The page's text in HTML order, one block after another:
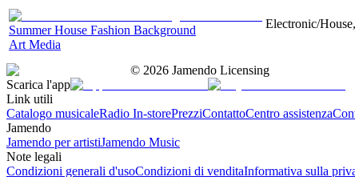
Summer House Fashion Background
Art Media
Electronic/
© 2026 Jamendo Licensing
Scarica l'app
Link utili
Catalogo musicaleRadio In-storePrezziContattoCentro assistenza
Jamendo
Jamendo per artistiJamendo Music
Note legali
Condizioni generali d'usoCondizioni di venditaInformativa sulla